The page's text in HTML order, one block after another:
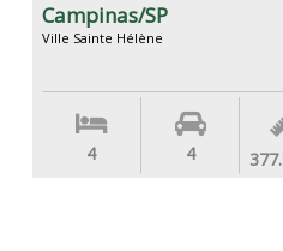
Campinas/SP
Ville Sainte Hélène
4 4